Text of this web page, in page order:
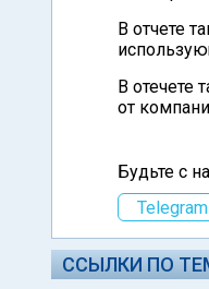
В отчете
В отечете
от
Будьте с
Telegram
ССЫЛКИ ПО